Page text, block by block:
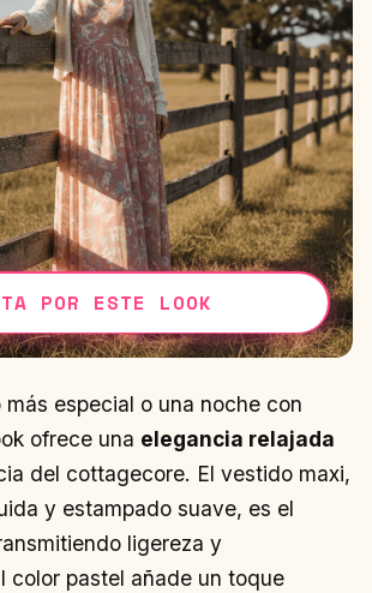
POR ESTE LOOK
más especial o una noche con
ofrece una elegancia relajada
del cottagecore. El vestido maxi,
y estampado suave, es el
ligereza y
color pastel añade un toque